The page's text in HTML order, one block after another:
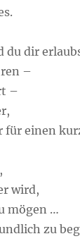
du dir
–
–
für einen
wird,
mögen …
zu